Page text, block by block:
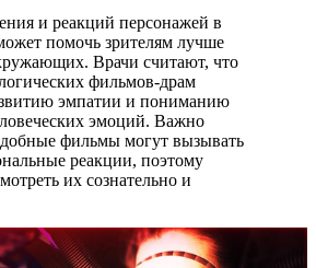
и реакций персонажей в
помочь зрителям лучше
Врачи считают, что
фильмов-драм
эмпатии и пониманию
эмоций. Важно
фильмы могут вызывать
реакции, поэтому
их сознательно и